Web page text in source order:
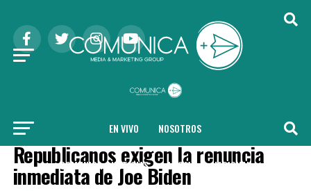
EN VIVO NOSOTROS
COMUNICA + NOTICIAS LOCAL NACIONAL
INTERNACIONAL
Republicanos exigen la renuncia
inmediata de Joe Biden